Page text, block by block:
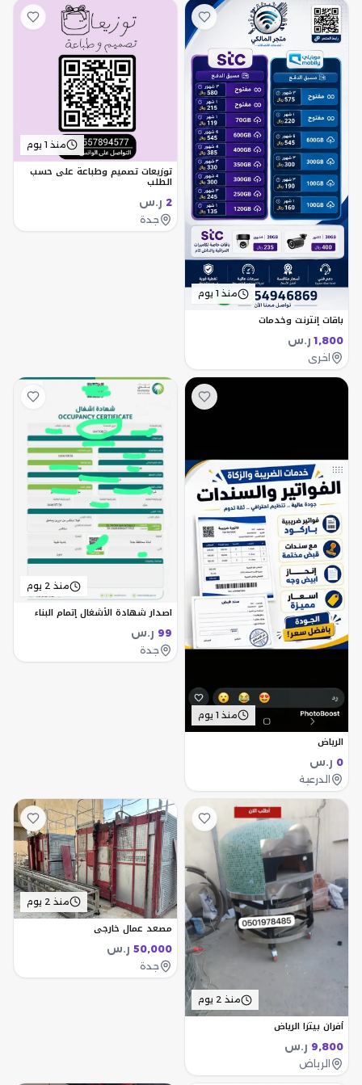
منذ 1 يوم
باقات إنترنت وخدمات
1,800 ر.س
اخرى
منذ 1 يوم
توزيعات تصميم وطباعة على حسب
الطلب
2 ر.س
جدة
منذ 1 يوم
الرياض
0 ر.س
الدرعية
منذ 2 يوم
اصدار شهادة الأشغال إتمام البناء
99 ر.س
جدة
منذ 2 يوم
أفران بيتزا الرياض
9,800 ر.س
الرياض
منذ 2 يوم
مصعد عمال خارجي
50,000 ر.س
جدة